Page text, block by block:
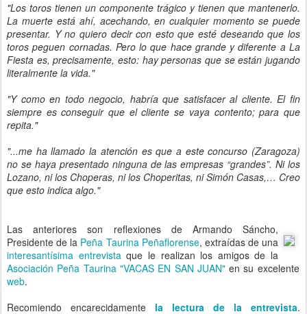
"Los toros tienen un componente trágico y tienen que mantenerlo.
La muerte está ahí, acechando, en cualquier momento se puede
presentar. Y no quiero decir con esto que esté deseando que los
toros peguen cornadas. Pero lo que hace grande y diferente a La
Fiesta es, precisamente, esto: hay personas que se están jugando
literalmente la vida."
"Y como en todo negocio, habría que satisfacer al cliente. El fin
siempre es conseguir que el cliente se vaya contento; para que
repita."
"...me ha llamado la atención es que a este concurso (Zaragoza)
no se haya presentado ninguna de las empresas “grandes”. Ni los
Lozano, ni los Choperas, ni los Choperitas, ni Simón Casas,… Creo
que esto indica algo."
Las anteriores son reflexiones de Armando Sáncho,
Presidente de la Peña Taurina Peñaflorense, extraídas de una
interesantísima entrevistaque le realizan los amigos de la
Asociación Peña Taurina "VACAS EN SAN JUAN"en su excelente
web.
Recomiendo encarecidamente la lectura de la entrevista.